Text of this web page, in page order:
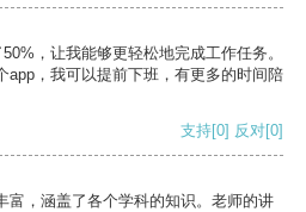
，让我能够更轻松地完成工作任务。
app，我可以提前下班，有更多的时间陪
支持[0] 反对[0]
富，涵盖了各个学科的知识。老师的讲